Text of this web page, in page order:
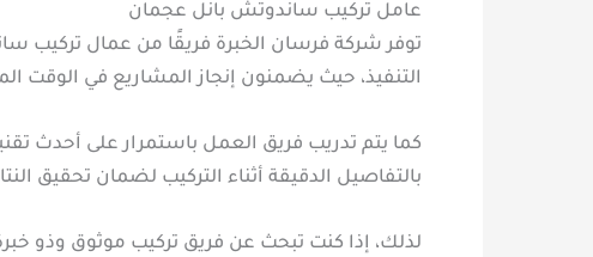
عامل تركيب ساندوتش بانل عجمان
توفر شركة فرسان الخبرة فريقًا من عمال تركيب
التنفيذ، حيث يضمنون إنجاز المشاريع في الوقت
كما يتم تدريب فريق العمل باستمرار على أحدث
بالتفاصيل الدقيقة أثناء التركيب لضمان تحقيق
لذلك، إذا كنت تبحث عن فريق تركيب موثوق وذو